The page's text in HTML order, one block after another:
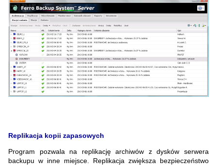
Replikacja kopii zapasowych
Program pozwala na replikację archiwów z dysków serwera
backupu w inne miejsce. Replikacja zwiększa bezpieczeństwo